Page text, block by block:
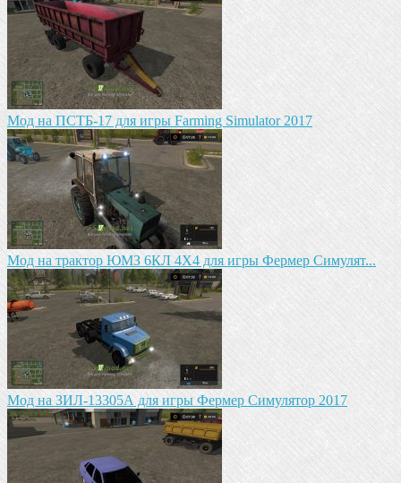
Мод на ПСТБ-17 для игры Farming Simulator 2017
Мод на трактор ЮМЗ 6КЛ 4X4 для игры Фермер Симулят...
Мод на ЗИЛ-13305А для игры Фермер Симулятор 2017